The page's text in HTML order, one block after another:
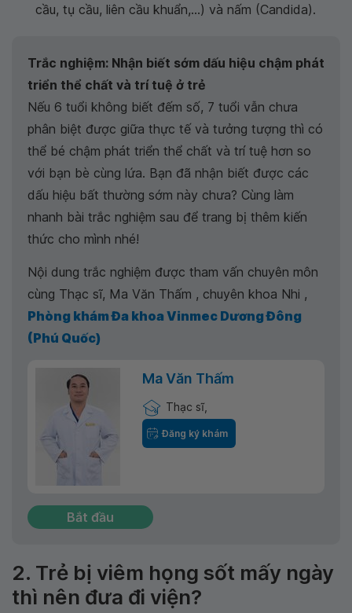
cầu, tụ cầu, liên cầu khuẩn,...) và nấm (Candida).
Trắc nghiệm: Nhận biết sớm dấu hiệu chậm phát
triển thể chất và trí tuệ ở trẻ
Nếu 6 tuổi không biết đếm số, 7 tuổi vẫn chưa
phân biệt được giữa thực tế và tưởng tượng thì có
thể bé chậm phát triển thể chất và trí tuệ hơn so
với bạn bè cùng lứa. Bạn đã nhận biết được các
dấu hiệu bất thường sớm này chưa? Cùng làm
nhanh bài trắc nghiệm sau để trang bị thêm kiến
thức cho mình nhé!
Nội dung trắc nghiệm được tham vấn chuyên môn
cùng Thạc sĩ, Ma Văn Thấm , chuyên khoa Nhi ,
Phòng khám Đa khoa Vinmec Dương Đông
(Phú Quốc)
Ma Văn Thấm
Thạc sĩ,
Đăng ký khám
Bắt đầu
2. Trẻ bị viêm họng sốt mấy ngày
thì nên đưa đi viện?